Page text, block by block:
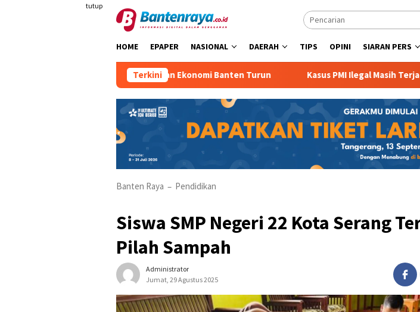
tutup
HOME EPAPER NASIONAL DAERAH TIPS OPINI SIARAN PERS
Terkini
Pertumbuhan Ekonomi Banten Turun Kasus PMI Ilegal Masih Terjadi
Banten Raya – Pendidikan
Siswa SMP Negeri 22 Kota Serang
Pilah Sampah
Administrator
Jumat, 29 Agustus 2025